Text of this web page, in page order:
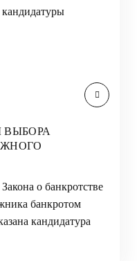
ВЫБОРА
о банкротстве
банкротом
кандидатура